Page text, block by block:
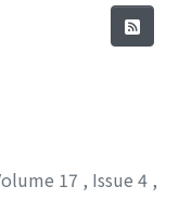
17 , Issue 4 ,